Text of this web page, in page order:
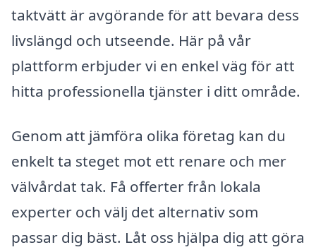
taktvätt är avgörande för att bevara dess
livslängd och utseende. Här på vår
plattform erbjuder vi en enkel väg för att
hitta professionella tjänster i ditt område.
Genom att jämföra olika företag kan du
enkelt ta steget mot ett renare och mer
välvårdat tak. Få offerter från lokala
experter och välj det alternativ som
passar dig bäst. Låt oss hjälpa dig att göra